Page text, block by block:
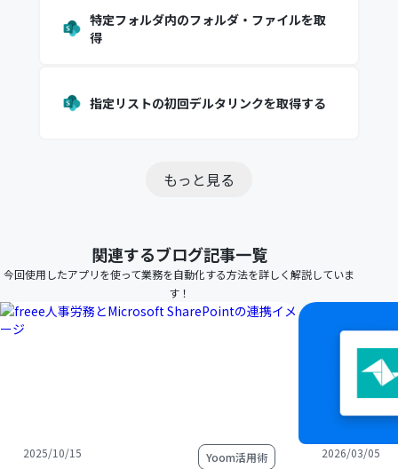
特定フォルダ内のフォルダ・ファイルを取
得
指定リストの初回デルタリンクを取得する
もっと見る
関連するブログ記事一覧
今回使用したアプリを使って業務を自動化する方法を詳しく解説していま
す！
2025/10/15 Yoom活用術 2026/03/05